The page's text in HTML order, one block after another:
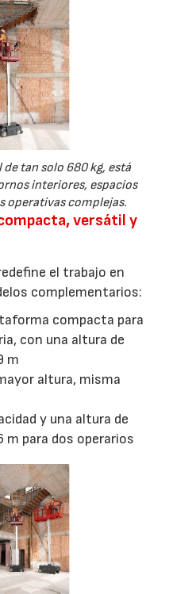
tan solo 680 kg, está
interiores, espacios
operativas complejas.
versátil y
el trabajo en
complementarios:
compacta para
con una altura de
m
altura, misma
y una altura de
m para dos operarios